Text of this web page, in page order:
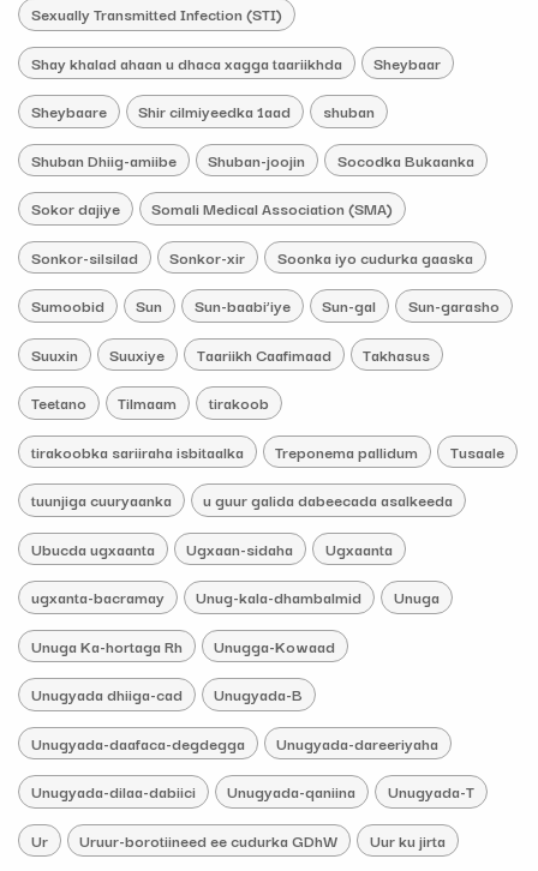
Sexually Transmitted Infection (STI)
Shay khalad ahaan u dhaca xagga taariikhda Sheybaar
Sheybaare Shir cilmiyeedka 1aad shuban
Shuban Dhiig-amiibe Shuban-joojin Socodka Bukaanka
Sokor dajiye Somali Medical Association (SMA)
Sonkor-silsilad Sonkor-xir Soonka iyo cudurka gaaska
Sumoobid Sun Sun-baabi’iye Sun-gal Sun-garasho
Suuxin Suuxiye Taariikh Caafimaad Takhasus
Teetano Tilmaam tirakoob
tirakoobka sariiraha isbitaalka Treponema pallidum Tusaale
tuunjiga cuuryaanka u guur galida dabeecada asalkeeda
Ubucda ugxaanta Ugxaan-sidaha Ugxaanta
ugxanta-bacramay Unug-kala-dhambalmid Unuga
Unuga Ka-hortaga Rh Unugga-Kowaad
Unugyada dhiiga-cad Unugyada-B
Unugyada-daafaca-degdegga Unugyada-dareeriyaha
Unugyada-dilaa-dabiici Unugyada-qaniina Unugyada-T
Ur Uruur-borotiineed ee cudurka GDhW Uur ku jirta